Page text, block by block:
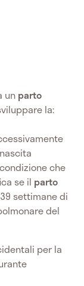
un parto
la:
che
se il parto
settimane di
del
per la